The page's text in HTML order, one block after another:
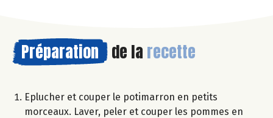
Préparation de la recette
Eplucher et couper le potimarron en petits
morceaux. Laver, peler et couper les pommes en